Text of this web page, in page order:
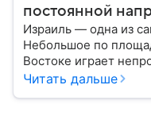
постоянной
Израиль — одна из
Небольшое по
Востоке играет
в международной
Читать дальше